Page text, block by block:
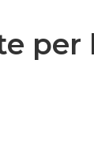
per